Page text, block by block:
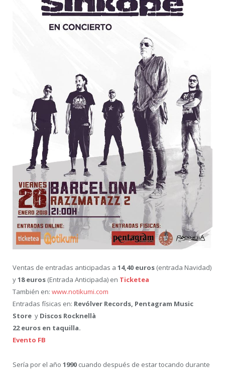
Ventas de entradas anticipadas a 14,40 euros (entrada Navidad)
y18 euros (Entrada Anticipada) en Ticketea
También en: www.notikumi.com
Entradas físicas en: Revólver Records, Pentagram Music
Store y Discos Rocknellà
22 euros en taquilla.
Evento FB
Sería por el año 1990 cuando después de estar tocando durante